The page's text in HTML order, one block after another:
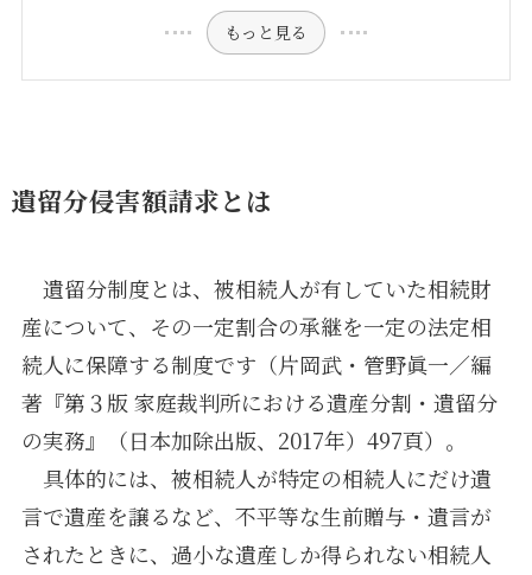
もっと見る
遺留分侵害額請求とは
遺留分制度とは、被相続人が有していた相続財
産について、その一定割合の承継を一定の法定相
続人に保障する制度です（片岡武・管野眞一／編
著『第３版 家庭裁判所における遺産分割・遺留分
の実務』（日本加除出版、2017年）497頁）。
具体的には、被相続人が特定の相続人にだけ遺
言で遺産を譲るなど、不平等な生前贈与・遺言が
されたときに、過小な遺産しか得られない相続人